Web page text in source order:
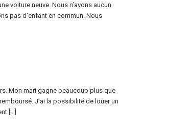
voiture neuve. Nous n’avons aucun
pas d’enfant en commun. Nous
Mon mari gagne beaucoup plus que
J’ai la possibilité de louer un
[…]